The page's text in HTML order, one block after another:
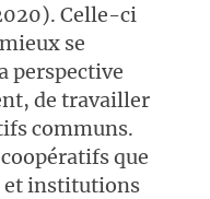
Celle-ci
se
perspective
de travailler
communs.
que
et institutions